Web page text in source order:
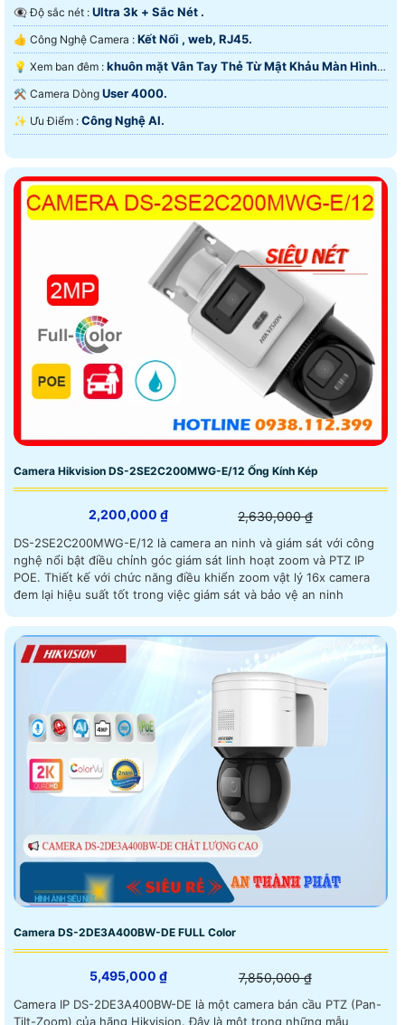
👁️‍🗨 Độ sắc nét : Ultra 3k + Sắc Nét .
👍 Công Nghệ Camera : Kết Nối , web, RJ45.
💡 Xem ban đêm : khuôn mặt Vân Tay Thẻ Từ Mật Khảu Màn Hình 7
inch.⚒ Camera Dòng User 4000.
️✨ Ưu Điểm : Công Nghệ AI.
Camera Hikvision DS-2SE2C200MWG-E/12 Ống Kính Kép
2,200,000 ₫ 2,630,000 ₫
DS-2SE2C200MWG-E/12 là camera an ninh và giám sát với công
nghệ nổi bật điều chỉnh góc giám sát linh hoạt zoom và PTZ IP
POE. Thiết kế với chức năng điều khiển zoom vật lý 16x camera
đem lại hiệu suất tốt trong việc giám sát và bảo vệ an ninh
Camera DS-2DE3A400BW-DE FULL Color
5,495,000 ₫ 7,850,000 ₫
Camera IP DS-2DE3A400BW-DE là một camera bán cầu PTZ (Pan-
Tilt-Zoom) của hãng Hikvision. Đây là một trong những mẫu